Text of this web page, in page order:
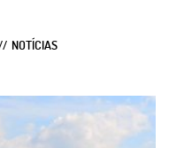
NOTÍCIAS